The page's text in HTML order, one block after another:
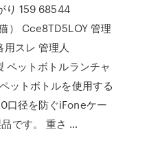
り 159 68544
） Cce8TD5LOY 管理
用スレ 管理人
ペットボトルランチャ
ットボトルを使用する
口径を防ぐiFoneケー
です。 重さ …